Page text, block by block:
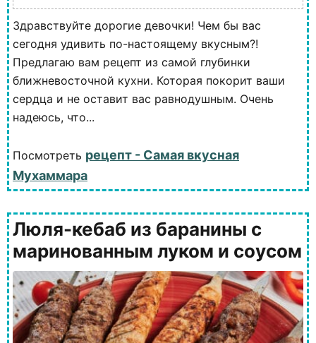
Здравствуйте дорогие девочки! Чем бы вас
сегодня удивить по-настоящему вкусным?!
Предлагаю вам рецепт из самой глубинки
ближневосточной кухни. Которая покорит ваши
сердца и не оставит вас равнодушным. Очень
надеюсь, что...
Посмотреть рецепт - Самая вкусная
Мухаммара
Люля-кебаб из баранины с
маринованным луком и соусом